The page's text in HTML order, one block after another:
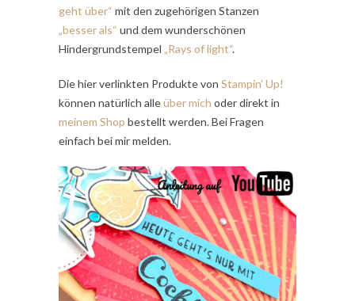
geht über“ mit den zugehörigen Stanzen
„besser als“ und dem wunderschönen
Hindergrundstempel „Rays of light“.
Die hier verlinkten Produkte von Stampin’ Up!
können natürlich alleüber mich oder direkt in
meinem Shop bestellt werden. Bei Fragen
einfach bei mir melden.